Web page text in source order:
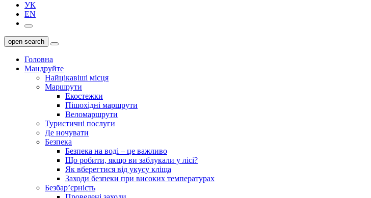
УК
EN
open search
Головна
Мандруйте
Найцікавіші місця
Маршрути
Екостежки
Пішохідні маршрути
Веломаршрути
Туристичні послуги
Де ночувати
Безпека
Безпека на воді – це важливо
Що робити, якщо ви заблукали у лісі?
Як вберегтися від укусу кліща
Заходи безпеки при високих температурах
Безбар’єрність